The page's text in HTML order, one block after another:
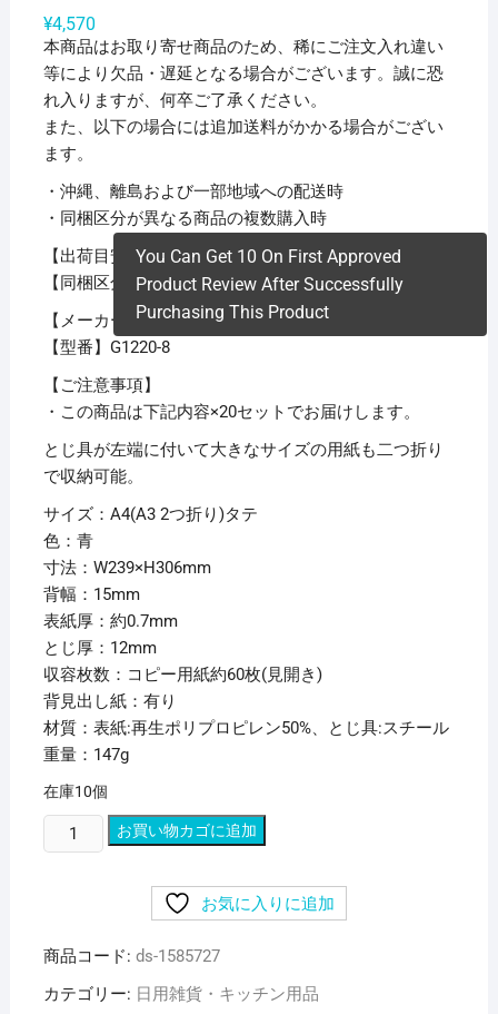
¥4,570
本商品はお取り寄せ商品のため、稀にご注文入れ違い
等により欠品・遅延となる場合がございます。誠に恐
れ入りますが、何卒ご了承ください。
また、以下の場合には追加送料がかかる場合がござい
ます。
・沖縄、離島および一部地域への配送時
・同梱区分が異なる商品の複数購入時
【出荷目安】：1 – 5営業日 ※土日・祝除く
【同梱区分】：TS 1
【メーカー名】リヒトラブ
【型番】G1220-8
【ご注意事項】
・この商品は下記内容×20セットでお届けします。
とじ具が左端に付いて大きなサイズの用紙も二つ折り
で収納可能。
サイズ：A4(A3 2つ折り)タテ
色：青
寸法：W239×H306mm
背幅：15mm
表紙厚：約0.7mm
とじ厚：12mm
収容枚数：コピー用紙約60枚(見開き)
背見出し紙：有り
材質：表紙:再生ポリプロピレン50%、とじ具:スチール
重量：147g
在庫10個
You Can Get 10 On First Approved
Product Review After Successfully
Purchasing This Product
と
ト
ラ
お買い物カゴに追加
お気に入りに追加
商品コード: ds-1585727
カテゴリー: 日用雑貨・キッチン用品